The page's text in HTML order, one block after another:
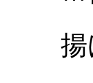
揚